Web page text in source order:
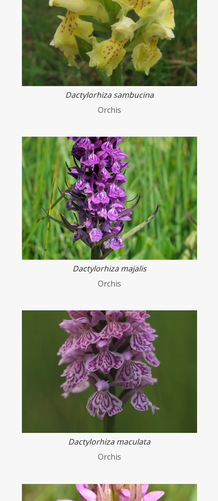
Dactylorhiza sambucina
Orchis
Dactylorhiza majalis
Orchis
Dactylorhiza maculata
Orchis